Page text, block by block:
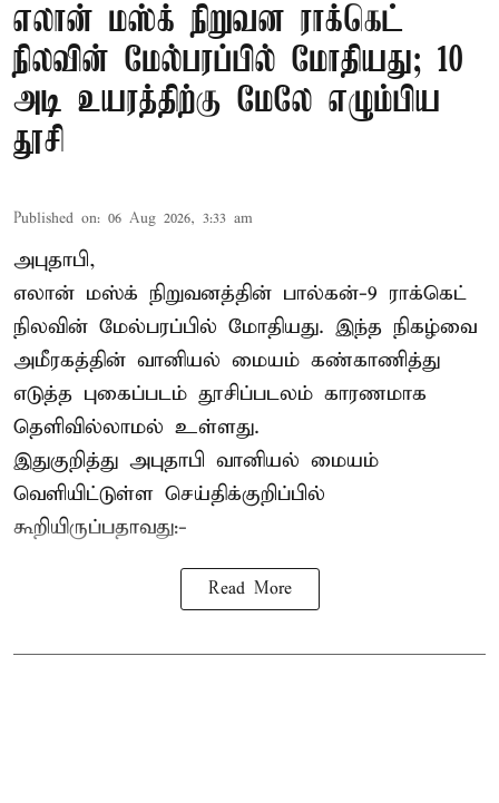
எலான் மஸ்க் நிறுவன ராக்கெட்
நிலவின் மேல்பரப்பில் மோதியது; 10
அடி உயரத்திற்கு மேலே எழும்பிய
தூசி
Published on: 06 Aug 2026, 3:33 am
அபுதாபி,
எலான் மஸ்க் நிறுவனத்தின் பால்கன்-9 ராக்கெட்
நிலவின் மேல்பரப்பில் மோதியது. இந்த நிகழ்வை
அமீரகத்தின் வானியல் மையம் கண்காணித்து
எடுத்த புகைப்படம் தூசிப்படலம் காரணமாக
தெளிவில்லாமல் உள்ளது.
இதுகுறித்து அபுதாபி வானியல் மையம்
வெளியிட்டுள்ள செய்திக்குறிப்பில்
கூறியிருப்பதாவது:-
Read More